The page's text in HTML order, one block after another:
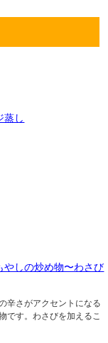
蒸し
しの炒め物〜わさび
辛さがアクセントになる
です。わさびを加えるこ